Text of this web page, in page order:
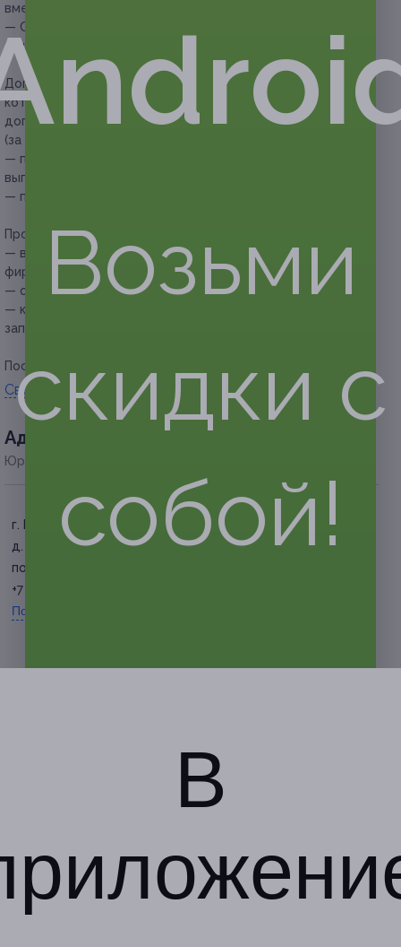
вместо 3000 руб.)
— Скидка 50% на стрижку, сложное окрашивание волос
(омбре) и укладку (2400 руб. вместо 4800 руб.)
Дополнительно оплачивается на месте длина волос,
которая превышает длину волос до плеч (необходима
доплата за каждые последующие 10 см волос
(за перерасход материалов)):
— при окрашивании, ботоксе и кератиновом
выпрямлении — 200 руб.;
— при сложном окрашивании — 400 руб.
Прочие условия:
— в работе используется профессиональная косметика
фирмы Estel;
— обязательна предварительная запись по телефону;
— клиент обязан сообщить об отмене или переносе
записи не менее чем за 12 часов.
Посмотреть
Свернуть
Адресa
Юридическая информация о партнёре
г. Барнаул, ул. Энтузиастов,
д. 20
по предварительной записи
+7 (913) 254-40-80
Показать номер телефона
Возьми
скидки с
собой!
В